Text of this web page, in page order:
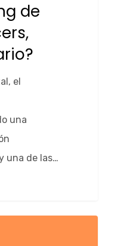
de
el
una
una de las…